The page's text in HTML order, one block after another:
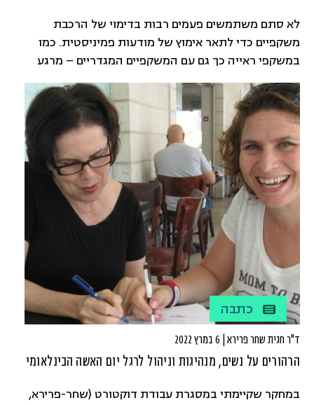
לא סתם משתמשים פעמים רבות בדימוי של הרכבת
משקפיים כדי לתאר אימוץ של מודעות פמיניסטית. כמו
במשקפי ראייה כך גם עם המשקפיים המגדריים – מרגע
שהרכבנו אותם כבר אי אפשר לראות את המציאות
בלעדיהם. וגם, כפי שיודעות ויודעים מי שזקוקים למשקפיים,
המספר עולה עם הזמן. ככל שאנחנו מאמצים את הראייה
המגדרית, כך אנחנו מחדדות את הרגישות המגדרית שלנו
ומתחילות לשים לב לעוד ועוד היבטים במציאות חיינו
שמושפעים מיחסי הכוח המגדריים ודורשים שינוי.
המשקפיים המגדריים הם כלי עוצמתי ויעיל שמאפשר לנו
לפעול ולקדם חברה שוויונית וצודקת יותר.
כתבה
ד"ר חגית שחר פרירא | 6 במרץ 2022
הרהורים על נשים, מנהיגות וניהול לרגל יום האשה הבינלאומי
במחקר שקיימתי במסגרת עבודת דוקטורט (שחר-פרירא,